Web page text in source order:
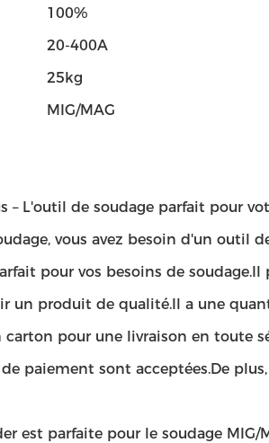
100%
20-400A
25kg
MIG/MAG
– L'outil de soudage parfait pour
vous avez besoin d'un outil
pour vos besoins de
un produit de qualité.Il a une
carton pour une livraison en toute
paiement sont acceptées.De
est parfaite pour le soudage MIG/